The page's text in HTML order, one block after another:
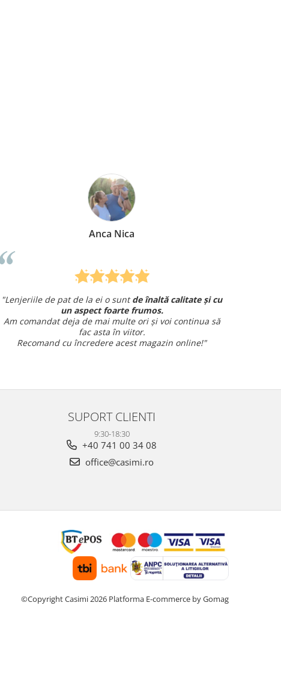
Anca Nica
"Lenjeriile de pat de la ei o suntde înaltă calitate și cu
un aspect foarte frumos.
Am comandat deja de mai multe ori și voi continua să
fac asta în viitor.
Recomand cu încredere acest magazin online!"
SUPORT CLIENTI
9:30-18:30
+40 741 00 34 08
office@casimi.ro
©Copyright Casimi 2026 Platforma E-commerce by Gomag